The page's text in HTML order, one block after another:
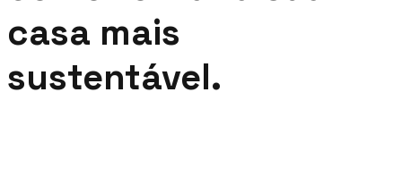
casa mais
sustentável.